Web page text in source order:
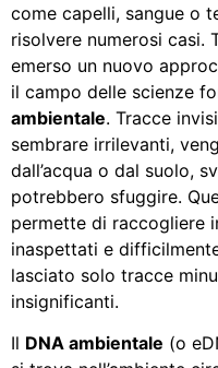
come capelli, sangue o
risolvere numerosi casi.
emerso un nuovo
il campo delle scienze
ambientale. Tracce
sembrare irrilevanti,
dall’acqua o dal suolo,
potrebbero sfuggire.
permette di raccogliere
inaspettati e
lasciato solo tracce
insignificanti.
Il DNA ambientale (o